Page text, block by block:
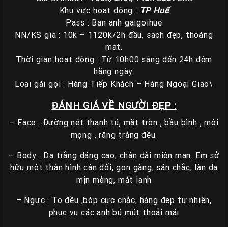
Các
Miền
Khu vực hoạt động : TP Huế
Pass : Bạn anh gaigoihue
NN/KS giá : 10k – 1120k/2h đầu, sạch đẹp, thoáng
mát.
Thời gian hoạt động : Từ 10h00 sáng đến 24h đêm
hằng ngày.
Loại gái gọi : Hàng Tiếp Khách – Hàng Ngoại Giao\
ĐÁNH GIÁ VỀ NGƯỜI ĐẸP :
– Face : Đường nét thanh tú, mặt tròn , bầu bĩnh , môi
mọng , răng trắng đều.
– Body : Da trắng dáng cao, chân dài miên man. Em sở
hữu một thân hình cân đối, gọn gàng, săn chắc, làn da
mịn màng, mát lạnh
– Ngực : To đều ,bóp cực chắc, hàng đẹp tự nhiên,
phục vụ các anh bú mút thoải mái